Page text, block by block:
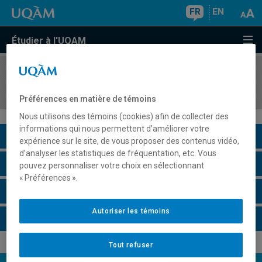
FR EN
Étudier à l'UQAM
COURS//
Description du cours
Horaire - Été 2026
Préférences en matière de témoins
Nous utilisons des témoins (cookies) afin de collecter des
informations qui nous permettent d’améliorer votre
expérience sur le site, de vous proposer des contenus vidéo,
d’analyser les statistiques de fréquentation, etc. Vous
pouvez personnaliser votre choix en sélectionnant
« Préférences ».
Tout refuser
Autoriser les témoins